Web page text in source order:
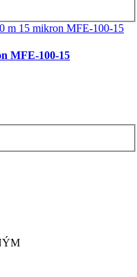
MFE-100-15